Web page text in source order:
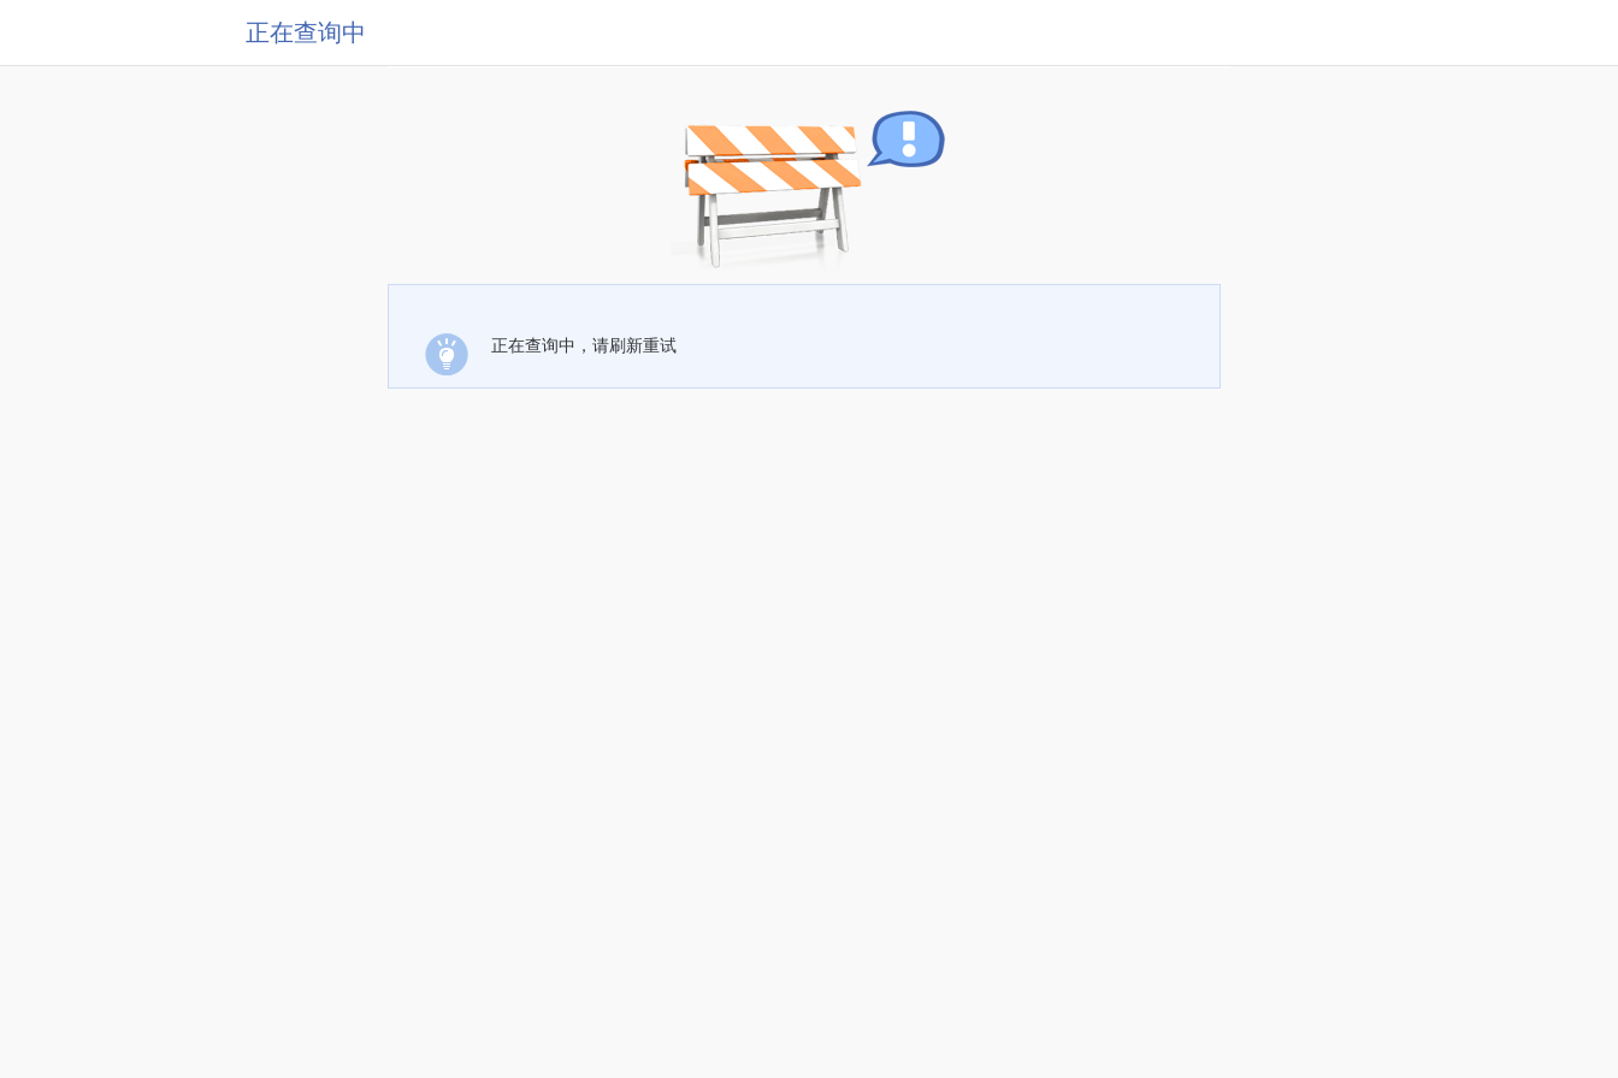
正在查询中
正在查询中，请刷新重试